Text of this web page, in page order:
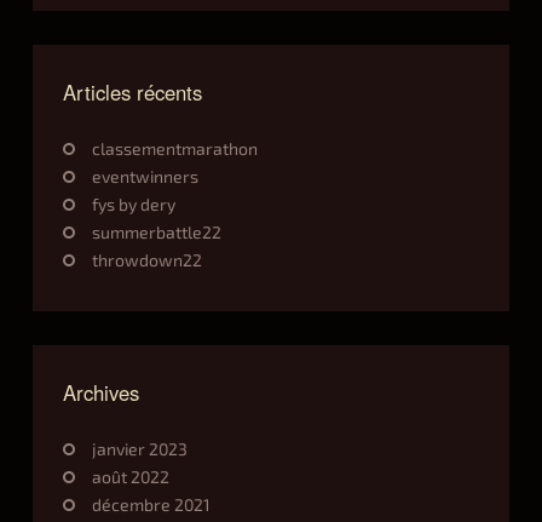
S
12.17.2020
Articles récents
classementmarathon
eventwinners
fys by dery
summerbattle22
throwdown22
Archives
janvier 2023
août 2022
décembre 2021